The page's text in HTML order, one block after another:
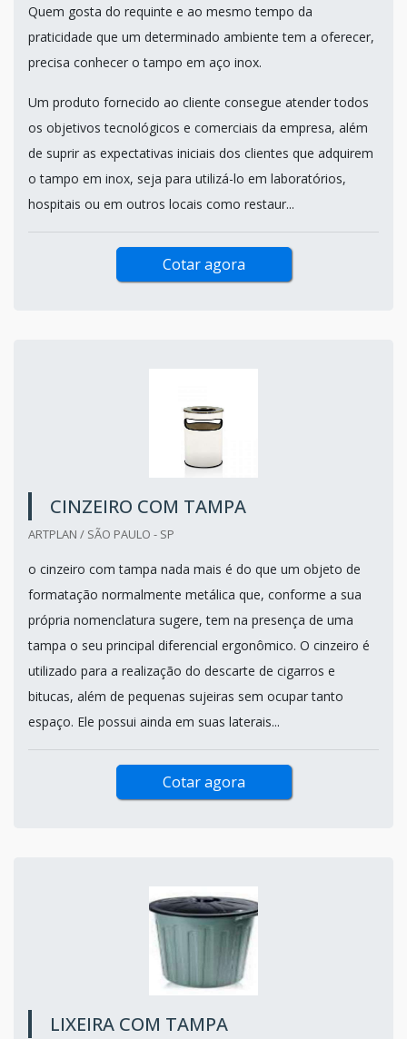
Quem gosta do requinte e ao mesmo tempo da
praticidade que um determinado ambiente tem a oferecer,
precisa conhecer o tampo em aço inox.
Um produto fornecido ao cliente consegue atender todos
os objetivos tecnológicos e comerciais da empresa, além
de suprir as expectativas iniciais dos clientes que adquirem
o tampo em inox, seja para utilizá-lo em laboratórios,
hospitais ou em outros locais como restaur...
Cotar agora
CINZEIRO COM TAMPA
ARTPLAN / SÃO PAULO - SP
o cinzeiro com tampa nada mais é do que um objeto de
formatação normalmente metálica que, conforme a sua
própria nomenclatura sugere, tem na presença de uma
tampa o seu principal diferencial ergonômico. O cinzeiro é
utilizado para a realização do descarte de cigarros e
bitucas, além de pequenas sujeiras sem ocupar tanto
espaço. Ele possui ainda em suas laterais...
Cotar agora
LIXEIRA COM TAMPA